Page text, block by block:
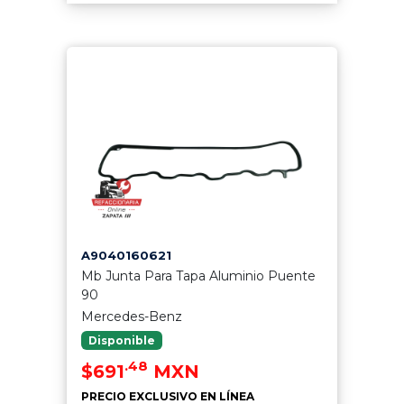
A9040160621
Mb Junta Para Tapa Aluminio Puente
90
Mercedes-Benz
Disponible
$691.48 MXN
PRECIO EXCLUSIVO EN LÍNEA